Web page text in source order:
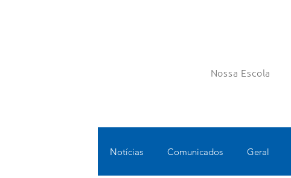
Nossa Escola
Notícias Comunicados Geral